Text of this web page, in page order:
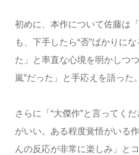
初めに、本作について佐藤は
も、下手したら“否”ばかりに
た」と率直な心境を明かしつ
嵐”だった」と手応えを語った。
さらに「“大傑作”と言ってく
がいい。ある程度覚悟がいる
んの反応が非常に楽しみ」とコ